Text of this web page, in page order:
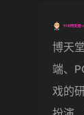
博天
端、
戏的